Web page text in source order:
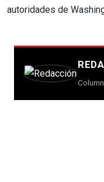
autoridades de